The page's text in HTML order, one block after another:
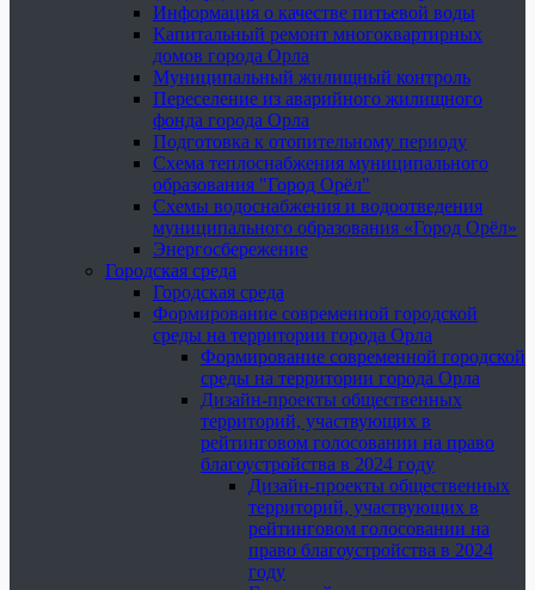
Информация о качестве питьевой воды
Капитальный ремонт многоквартирных
домов города Орла
Муниципальный жилищный контроль
Переселение из аварийного жилищного
фонда города Орла
Подготовка к отопительному периоду
Схема теплоснабжения муниципального
образования "Город Орёл"
Схемы водоснабжения и водоотведения
муниципального образования «Город Орёл»
Энергосбережение
Городская среда
Городская среда
Формирование современной городской
среды на территории города Орла
Формирование современной городской
среды на территории города Орла
Дизайн-проекты общественных
территорий, участвующих в
рейтинговом голосовании на право
благоустройства в 2024 году
Дизайн-проекты общественных
территорий, участвующих в
рейтинговом голосовании на
право благоустройства в 2024
году